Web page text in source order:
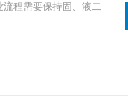
程需要保持固、液二